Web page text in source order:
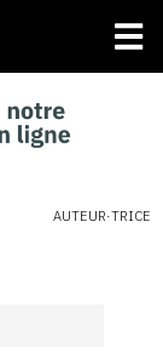
AUTEUR·TRICE